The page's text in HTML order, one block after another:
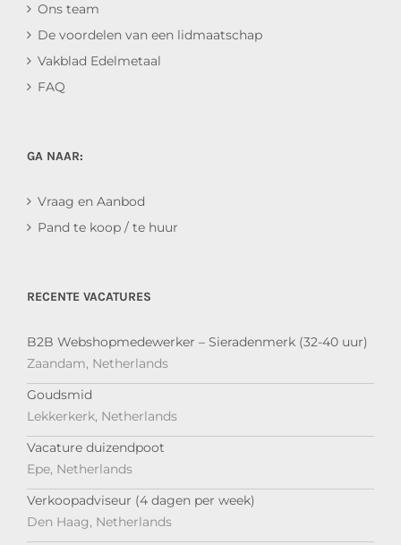
Ons team
De voordelen van een lidmaatschap
Vakblad Edelmetaal
FAQ
GA NAAR:
Vraag en Aanbod
Pand te koop / te huur
RECENTE VACATURES
B2B Webshopmedewerker – Sieradenmerk (32-40 uur)
Zaandam, Netherlands
Goudsmid
Lekkerkerk, Netherlands
Vacature duizendpoot
Epe, Netherlands
Verkoopadviseur (4 dagen per week)
Den Haag, Netherlands